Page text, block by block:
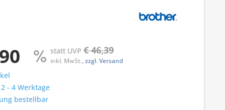
statt UVP€ 46,39
inkl. MwSt.,zzgl. Versand
- 4 Werktage
bestellbar